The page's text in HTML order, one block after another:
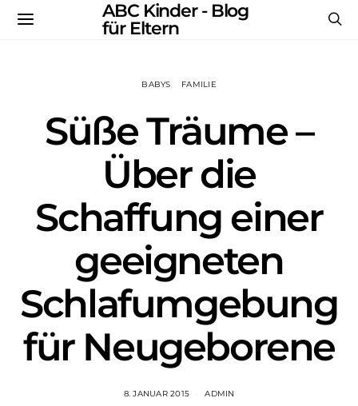
ABC Kinder - Blog
für Eltern
BABYS FAMILIE
Süße Träume –
Über die
Schaffung einer
geeigneten
Schlafumgebung
für Neugeborene
8. JANUAR 2015 ADMIN